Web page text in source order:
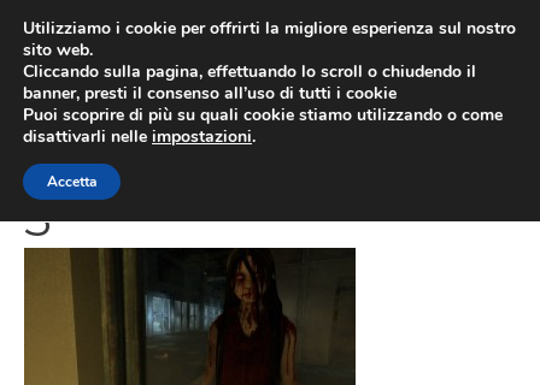
contenuto
WB Games F.E.A.R.
3
Utilizziamo i cookie per offrirti la migliore esperienza sul nostro
sito web.
Cliccando sulla pagina, effettuando lo scroll o chiudendo il
banner, presti il consenso all’uso di tutti i cookie
Puoi scoprire di più su quali cookie stiamo utilizzando o come
disattivarli nelle impostazioni.
Accetta